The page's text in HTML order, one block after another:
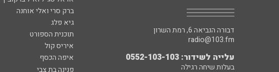
ברק סרי ואלי אוחנה
גיא פלג
תוכנית הספורט
איריס קול
איפה הכסף
פנינה בת צבי
דבורה הנביאה 6, רמת השרון
radio@103.fm
עלייה לשידור: 0552-103-103
בעלות שיחה רגילה